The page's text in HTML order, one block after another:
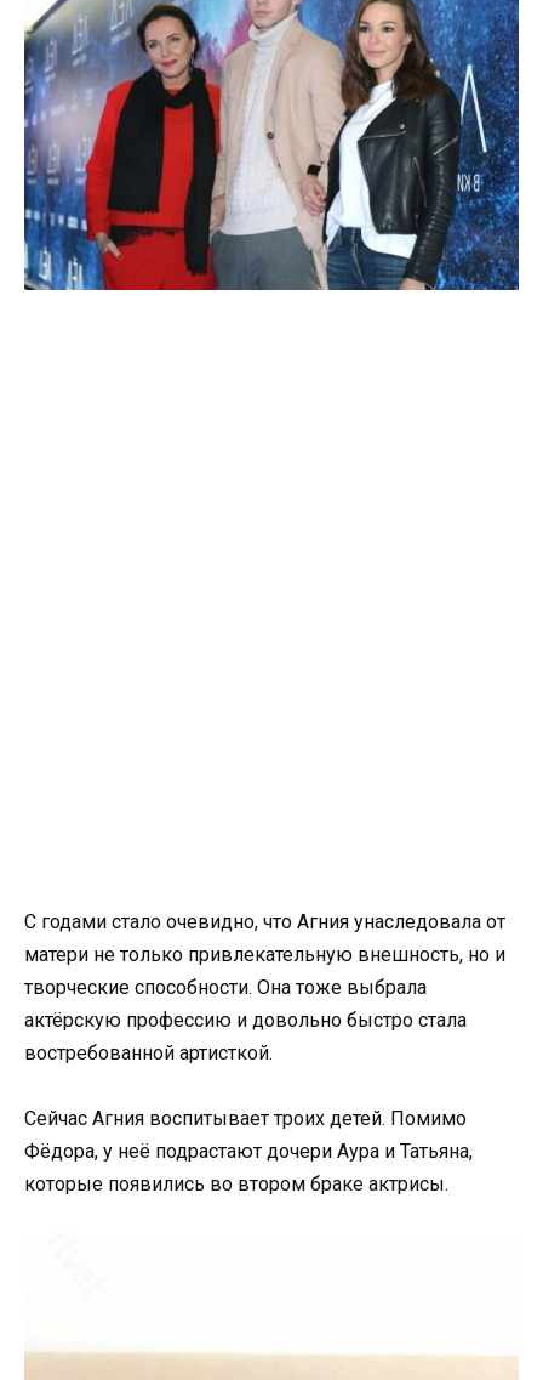
С годами стало очевидно, что Агния унаследовала от
матери не только привлекательную внешность, но и
творческие способности. Она тоже выбрала
актёрскую профессию и довольно быстро стала
востребованной артисткой.
Сейчас Агния воспитывает троих детей. Помимо
Фёдора, у неё подрастают дочери Аура и Татьяна,
которые появились во втором браке актрисы.